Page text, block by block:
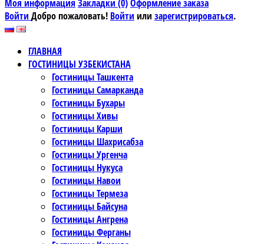
Моя информация Закладки (0)Оформление заказа
Войти Добро пожаловать! Войти или зарегистрироваться.
ГЛАВНАЯ
ГОСТИНИЦЫ УЗБЕКИСТАНА
Гостиницы Ташкента
Гостиницы Самарканда
Гостиницы Бухары
Гостиницы Хивы
Гостиницы Карши
Гостиницы Шахрисабза
Гостиницы Ургенча
Гостиницы Нукуса
Гостиницы Навои
Гостиницы Термеза
Гостиницы Байсуна
Гостиницы Ангрена
Гостиницы Ферганы